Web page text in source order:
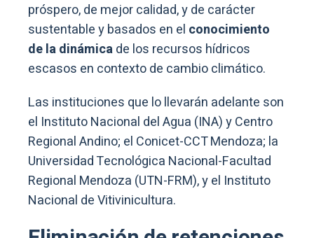
próspero, de mejor calidad, y de carácter
sustentable y basados en el conocimiento
de la dinámicade los recursos hídricos
escasos en contexto de cambio climático.
Las instituciones que lo llevarán adelante son
el Instituto Nacional del Agua (INA) y Centro
Regional Andino; el Conicet-CCT Mendoza; la
Universidad Tecnológica Nacional-Facultad
Regional Mendoza (UTN-FRM), y el Instituto
Nacional de Vitivinicultura.